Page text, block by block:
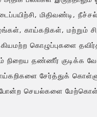
மிதிவண்டி,
காய்கறிகள், மற்றும்
கொழுப்புகளை
நிறைய தண்ணீர் குடிக்க
சேர்த்துக்
போன்ற செயல்களை